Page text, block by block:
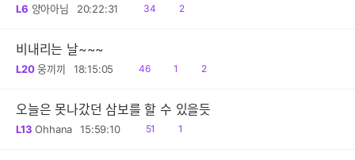
L6 양아아님 20:22:31
읽
34
공
2
비내리는 날~~~
L20 웅끼끼 18:15:05
읽
46
공1
댓
2
오늘은 못나갔던 삼보를 할 수 있을듯
L13 Ohhana 15:59:10
읽
51
댓1